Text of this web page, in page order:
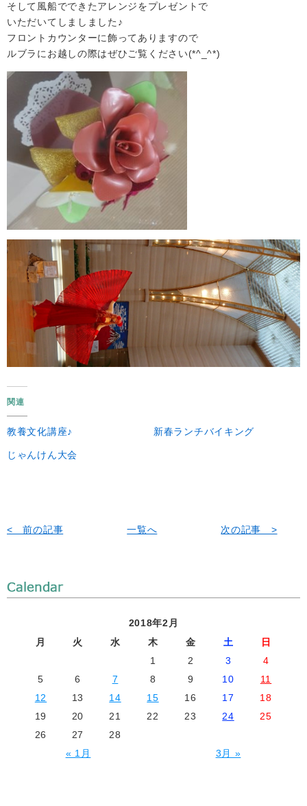
そして風船でできたアレンジをプレゼントで
いただいてしましました♪
フロントカウンターに飾ってありますので
ルブラにお越しの際はぜひご覧ください(*^_^*)
関連
教養文化講座♪ 新春ランチバイキング
じゃんけん大会
< 前の記事 一覧へ 次の記事 >
2018年2月
月
火 水 木 金 土 日
« 1月 3月 »
1 2 3
4
5
6 7 8 9 10
11
12
13 14 15 16 17
18
19
20 21 22 23 24
25
26
27 28